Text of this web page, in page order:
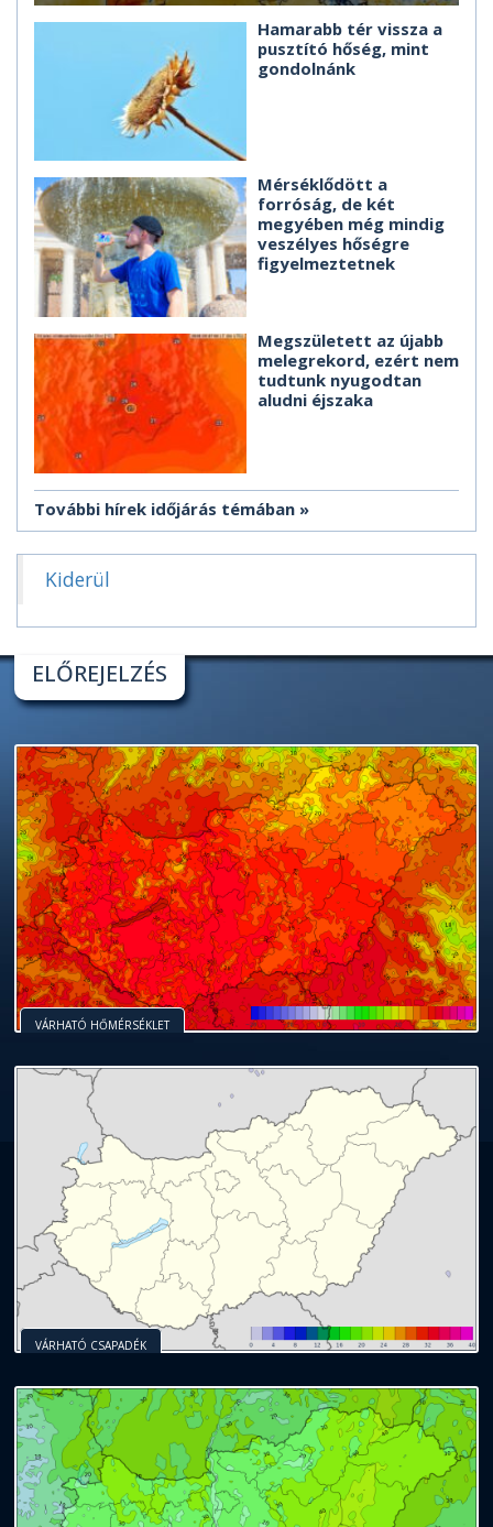
Hamarabb tér vissza a
pusztító hőség, mint
gondolnánk
Mérséklődött a
forróság, de két
megyében még mindig
veszélyes hőségre
figyelmeztetnek
Megszületett az újabb
melegrekord, ezért nem
tudtunk nyugodtan
aludni éjszaka
További hírek időjárás témában
Kiderül
ELŐREJELZÉS
VÁRHATÓ HŐMÉRSÉKLET
VÁRHATÓ CSAPADÉK